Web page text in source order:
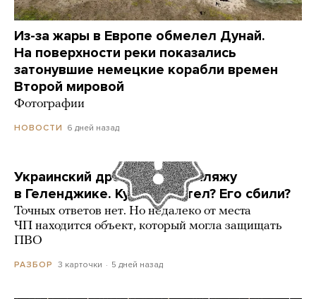
Из-за жары в Европе обмелел Дунай.
На поверхности реки показались
затонувшие немецкие корабли времен
Второй мировой
Фотографии
НОВОСТИ 6 дней назад
Украинский дрон попал по пляжу
в Геленджике. Куда он летел? Его сбили?
Точных ответов нет. Но недалеко от места
ЧП находится объект, который могла защищать
ПВО
РАЗБОР 3 карточки 5 дней назад